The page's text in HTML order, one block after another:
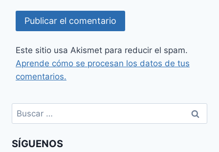
Este sitio usa Akismet para reducir el spam.
Aprende cómo se procesan los datos de tus
comentarios.
Buscar:
SÍGUENOS